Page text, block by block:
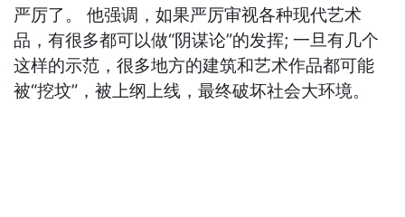
严厉了。 他强调，如果严厉审视各种现代艺术
品，有很多都可以做“阴谋论”的发挥; 一旦有几个
这样的示范，很多地方的建筑和艺术作品都可能
被“挖坟”，被上纲上线，最终破坏社会大环境。